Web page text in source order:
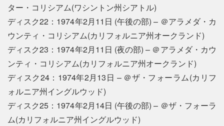
ター・コリシアム(ワシントン州シアトル)
ディスク22：1974年2月11日 (午後の部) – ＠アラメダ・カ
ウンティ・コリシアム(カリフォルニア州オークランド)
ディスク23：1974年2月11日 (夜の部) – ＠アラメダ・カウ
ンティ・コリシアム(カリフォルニア州オークランド)
ディスク24：1974年2月13日 – ＠ザ・フォーラム(カリフ
ォルニア州イングルウッド)
ディスク25：1974年2月14日 (午後の部) – ＠ザ・フォーラ
ム(カリフォルニア州イングルウッド)